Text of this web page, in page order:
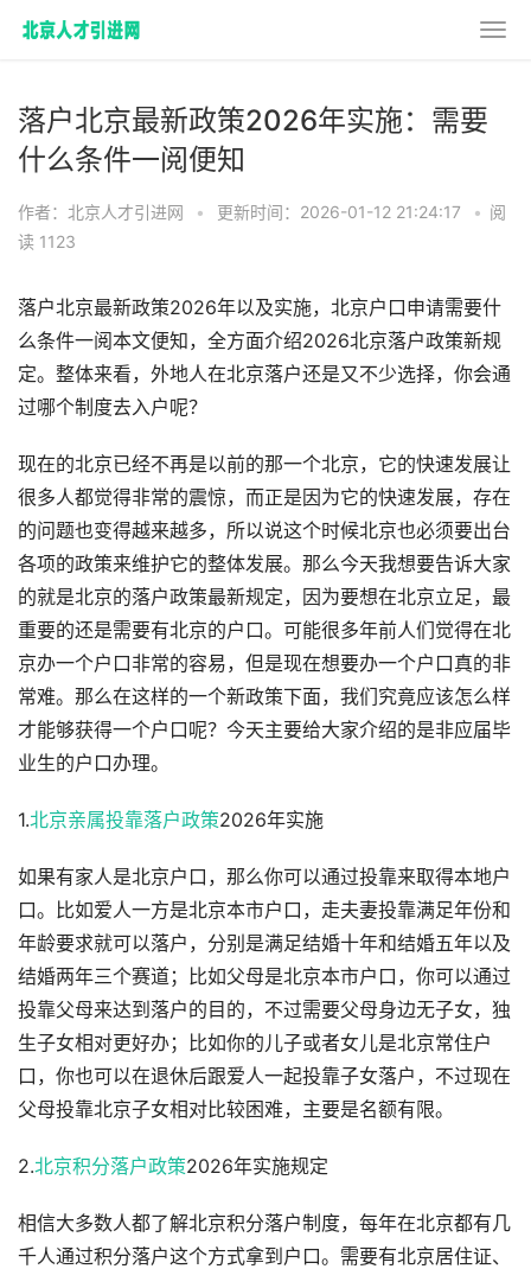
落户北京最新政策2026年实施：需要
什么条件一阅便知
作者：北京人才引进网 • 更新时间：2026-01-12 21:24:17 • 阅
读 1123
落户北京最新政策2026年以及实施，北京户口申请需要什
么条件一阅本文便知，全方面介绍2026北京落户政策新规
定。整体来看，外地人在北京落户还是又不少选择，你会通
过哪个制度去入户呢？
现在的北京已经不再是以前的那一个北京，它的快速发展让
很多人都觉得非常的震惊，而正是因为它的快速发展，存在
的问题也变得越来越多，所以说这个时候北京也必须要出台
各项的政策来维护它的整体发展。那么今天我想要告诉大家
的就是北京的落户政策最新规定，因为要想在北京立足，最
重要的还是需要有北京的户口。可能很多年前人们觉得在北
京办一个户口非常的容易，但是现在想要办一个户口真的非
常难。那么在这样的一个新政策下面，我们究竟应该怎么样
才能够获得一个户口呢？今天主要给大家介绍的是非应届毕
业生的户口办理。
1.北京亲属投靠落户政策2026年实施
如果有家人是北京户口，那么你可以通过投靠来取得本地户
口。比如爱人一方是北京本市户口，走夫妻投靠满足年份和
年龄要求就可以落户，分别是满足结婚十年和结婚五年以及
结婚两年三个赛道；比如父母是北京本市户口，你可以通过
投靠父母来达到落户的目的，不过需要父母身边无子女，独
生子女相对更好办；比如你的儿子或者女儿是北京常住户
口，你也可以在退休后跟爱人一起投靠子女落户，不过现在
父母投靠北京子女相对比较困难，主要是名额有限。
2.北京积分落户政策2026年实施规定
相信大多数人都了解北京积分落户制度，每年在北京都有几
千人通过积分落户这个方式拿到户口。需要有北京居住证、